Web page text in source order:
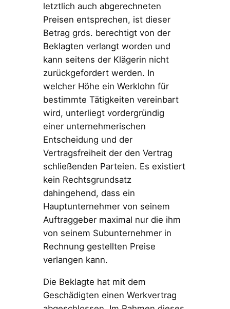
letztlich auch abgerechneten
Preisen entsprechen, ist dieser
Betrag grds. berechtigt von der
Beklagten verlangt worden und
kann seitens der Klägerin nicht
zurückgefordert werden. In
welcher Höhe ein Werklohn für
bestimmte Tätigkeiten vereinbart
wird, unterliegt vordergründig
einer unternehmerischen
Entscheidung und der
Vertragsfreiheit der den Vertrag
schließenden Parteien. Es existiert
kein Rechtsgrundsatz
dahingehend, dass ein
Hauptunternehmer von seinem
Auftraggeber maximal nur die ihm
von seinem Subunternehmer in
Rechnung gestellten Preise
verlangen kann.
Die Beklagte hat mit dem
Geschädigten einen Werkvertrag